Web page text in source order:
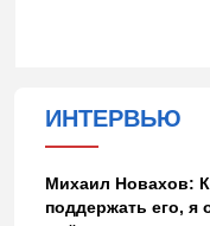
ИНТЕРВЬЮ
Михаил Новахов:
поддержать его, я